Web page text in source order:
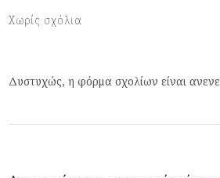
Χωρίς σχόλια
Δυστυχώς, η φόρμα σχολίων είναι